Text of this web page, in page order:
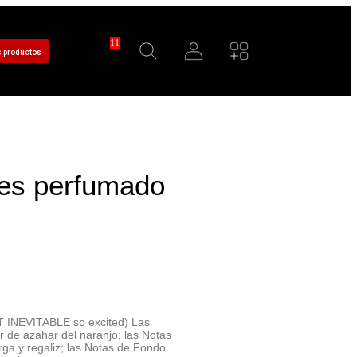
productos
11
perfumado
INEVITABLE so excited) Las
de azahar del naranjo; las Notas
y regaliz; las Notas de Fondo